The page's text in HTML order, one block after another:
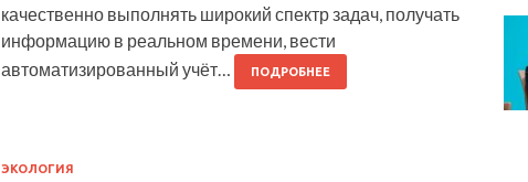
качественно выполнять широкий спектр задач, получать
информацию в реальном времени, вести
автоматизированный учёт…
ПОДРОБНЕЕ
ЭКОЛОГИЯ